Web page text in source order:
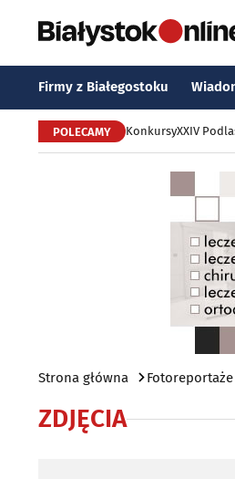
Firmy z Białegostoku
POLECAMY KonkursyXXIV
Strona główna Fotoreportaże
ZDJĘCIA